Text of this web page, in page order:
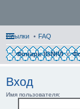
Ссылки FAQ
Фонарь IGNIVI
Вход
Имя пользователя: